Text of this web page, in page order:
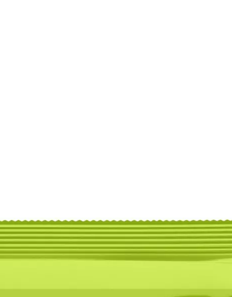
Auf Lager:
10+
Bass/Gitarre: Saiten
Ernie BallBasssaiten 2832 Slinky